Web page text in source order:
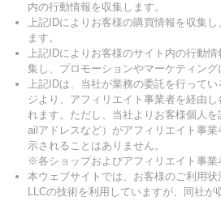
内の行動情報を収集します。
上記IDによりお客様の購買情報を収集
ます。
上記IDによりお客様のサイト内の行動
集し、プロモーションやマーケティング
上記IDは、当社が業務の委託を行って
ジより、アフィリエイト事業者を経由
れます。ただし、当社よりお客様個人
ailアドレスなど）がアフィリエイト事
示されることはありません。
※各ショップおよびアフィリエイト事業
本ウェブサイトでは、お客様のご利用
LLCの技術を利用していますが、同社が